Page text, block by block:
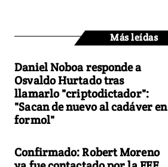
Más leídas
Daniel Noboa responde a
Osvaldo Hurtado tras
llamarlo "criptodictador":
"Sacan de nuevo al cadáver en
formol"
Confirmado: Robert Moreno